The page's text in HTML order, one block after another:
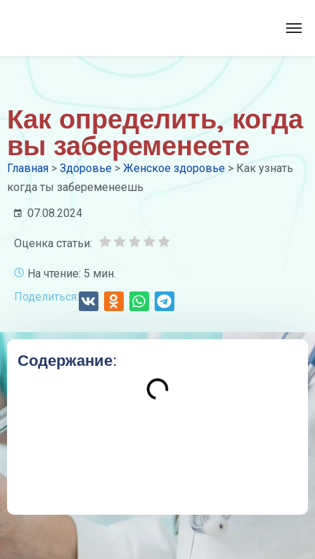
Как определить, когда
вы забеременеете
Главная > Здоровье > Женское здоровье > Как узнать
когда ты забеременеешь
07.08.2024
Оценка статьи:
На чтение: 5 мин.
Поделиться:
Содержание: